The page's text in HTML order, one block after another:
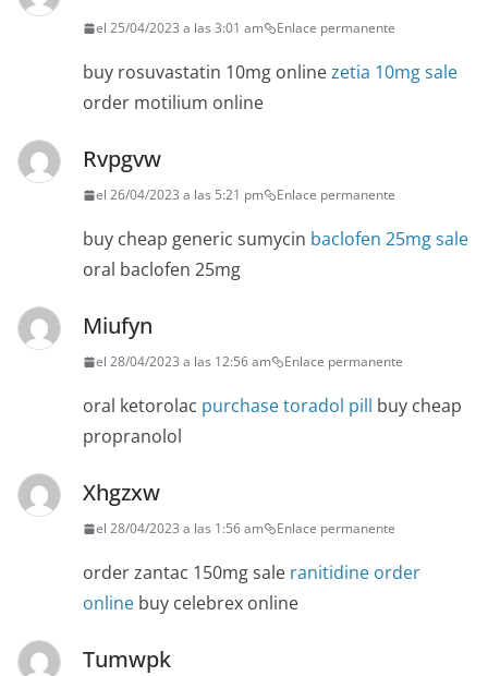
el 25/04/2023 a las 3:01 am Enlace permanente
buy rosuvastatin 10mg onlinezetia 10mg sale
order motilium online
Rvpgvw
el 26/04/2023 a las 5:21 pm Enlace permanente
buy cheap generic sumycin baclofen 25mg sale
oral baclofen 25mg
Miufyn
el 28/04/2023 a las 12:56 am Enlace permanente
oral ketorolac purchase toradol pill buy cheap
propranolol
Xhgzxw
el 28/04/2023 a las 1:56 am Enlace permanente
order zantac 150mg sale ranitidine order
online buy celebrex online
Tumwpk